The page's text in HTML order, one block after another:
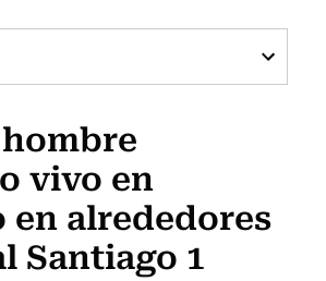
y TV Usach
vivo en
alrededores
Santiago 1